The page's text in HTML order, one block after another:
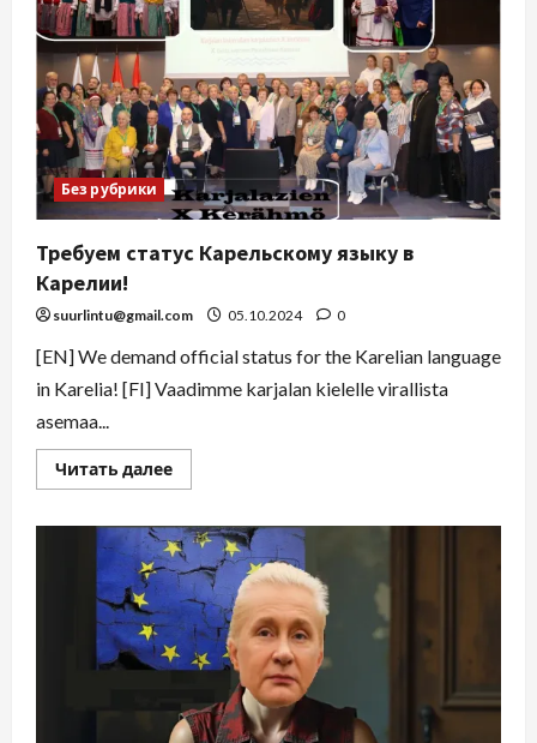
Без рубрики
Требуем статус Карельскому языку в
Карелии!
suurlintu@gmail.com 05.10.2024 0
[EN] We demand official status for the Karelian language
in Karelia! [FI] Vaadimme karjalan kielelle virallista
asemaa...
Читать далее